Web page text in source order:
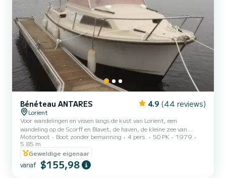
Bénéteau ANTARES 4.9 (44 reviews)
Lorient
Voor wandelingen en vissen langs de kust van Lorient, een
wandeling op de Scorff en Blavet, de haven, de kleine zee van
Gâvres, het eiland Groix ... Dieptemeter (Garmin striker 5),
marifoon, USB-aansluiting, zwemtrap, stuurwiel en helmstok ...
50 pk dieselmotor aan boord. (zijn snelheid is rustig 5/8 knopen
ongeveer!)
Motorboot Boot zonder bemanning 4 pers. 50 PK
1979
5.85 m
Geweldige eigenaar
vanaf $155,98